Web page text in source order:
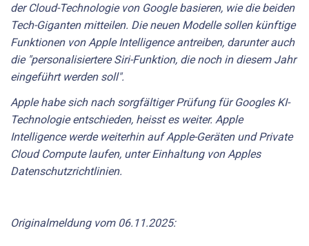
der Cloud-Technologie von Google basieren, wie die beiden
Tech-Giganten mitteilen. Die neuen Modelle sollen künftige
Funktionen von Apple Intelligence antreiben, darunter auch
die "personalisiertere Siri-Funktion, die noch in diesem Jahr
eingeführt werden soll".
Apple habe sich nach sorgfältiger Prüfung für Googles KI-
Technologie entschieden, heisst es weiter. Apple
Intelligence werde weiterhin auf Apple-Geräten und Private
Cloud Compute laufen, unter Einhaltung von Apples
Datenschutzrichtlinien.
Originalmeldung vom 06.11.2025: